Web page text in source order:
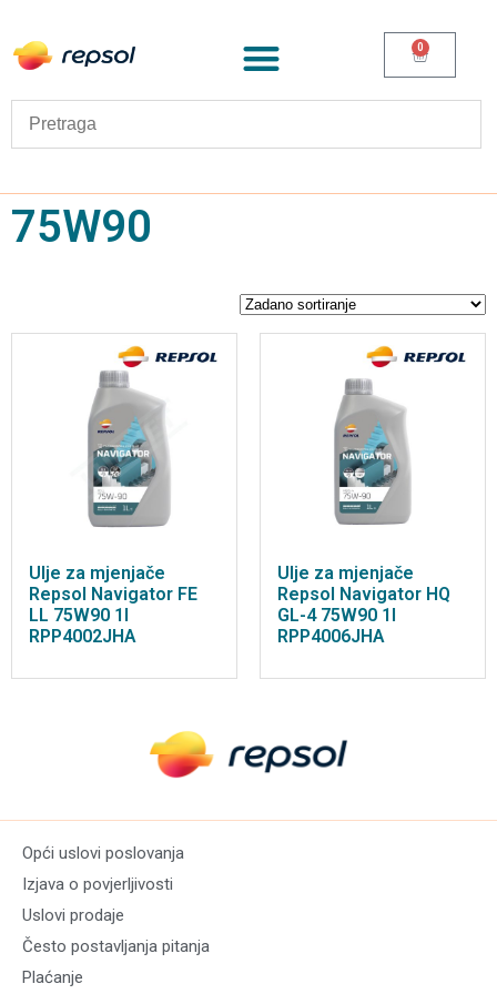
0
75W90
Ulje za mjenjače
Repsol Navigator FE
LL 75W90 1l
RPP4002JHA
Ulje za mjenjače
Repsol Navigator HQ
GL-4 75W90 1l
RPP4006JHA
Opći uslovi poslovanja
Izjava o povjerljivosti
Uslovi prodaje
Često postavljanja pitanja
Plaćanje